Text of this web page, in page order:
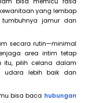
yang lembap
jamur dan
secara rutin—minimal
area intim tetap
itu, pilih celana dalam
udara lebih baik dan
bisa baca hubungan